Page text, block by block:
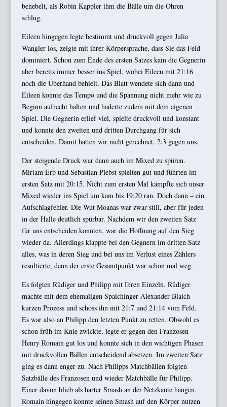
benebelt, als Robin Kappler ihm die Bälle um die Ohren
schlug.
Eileen hingegen legte bestimmt und druckvoll gegen Julia
Wangler los, zeigte mit ihrer Körpersprache, dass Sie das Feld
dominiert. Schon zum Ende des ersten Satzes kam die Gegnerin
aber bereits immer besser ins Spiel, wobei Eileen mit 21:16
noch die Überhand behielt. Das Blatt wendete sich dann und
Eileen konnte das Tempo und die Spannung nicht mehr wie zu
Beginn aufrecht halten und haderte zudem mit dem eigenen
Spiel. Die Gegnerin erlief viel, spielte druckvoll und konstant
und konnte den zweiten und dritten Durchgang für sich
entscheiden. Damit hatten wir nicht gerechnet. 2:3 gegen uns.
Der steigende Druck war dann auch im Mixed zu spüren.
Miriam Erb und Sebastian Plebst spielten gut und führten im
ersten Satz mit 20:15. Nicht zum ersten Mal kämpfte sich unser
Mixed wieder ins Spiel um kam bis 19:20 ran. Doch dann – ein
Aufschlagfehler. Die Wut Moanas war zwar still, aber für jeden
in der Halle deutlich spürbar. Nachdem wir den zweiten Satz
für uns entscheiden konnten, war die Hoffnung auf den Sieg
wieder da. Allerdings klappte bei den Gegnern im dritten Satz
alles, was in deren Sieg und bei uns im Verlust eines Zählers
resultierte, denn der erste Gesamtpunkt war schon mal weg.
Es folgten Rüdiger und Philipp mit Ihren Einzeln. Rüdiger
machte mit dem ehemaligen Spaichinger Alexander Blaich
kurzen Prozess und schoss ihn mit 21:7 und 21:14 vom Feld.
Es war also an Philipp den letzten Punkt zu retten. Obwohl es
schon früh im Knie zwickte, legte er gegen den Franzosen
Henry Romain gut los und konnte sich in den wichtigen Phasen
mit druckvollen Bällen entscheidend absetzen. Im zweiten Satz
ging es dann enger zu. Nach Philipps Matchbällen folgten
Satzbälle des Franzosen und wieder Matchbälle für Philipp.
Einer davon blieb als harter Smash an der Netzkante hängen.
Romain hingegen konnte seinen Smash auf den Körper nutzen